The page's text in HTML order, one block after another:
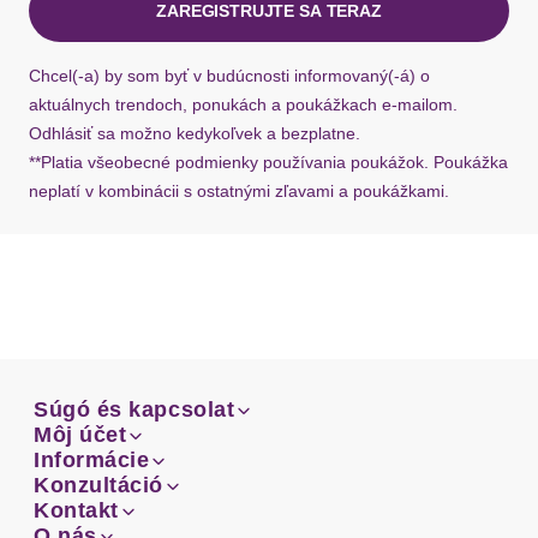
ZAREGISTRUJTE SA TERAZ
Chcel(-a) by som byť v budúcnosti informovaný(-á) o
aktuálnych trendoch, ponukách a poukážkach e-mailom.
Odhlásiť sa možno kedykoľvek a bezplatne.
**Platia všeobecné podmienky používania poukážok. Poukážka
neplatí v kombinácii s ostatnými zľavami a poukážkami.
Súgó és kapcsolat
Email
Facebook
Súgó és kapcsolat
Email
Facebook
Môj účet
Prehľad objednávok
Môj účet
Prehľad objednávok
Informácie
Doprava
Informácie
Doprava
Konzultáció
Sprievodca-veľkosťami
Konzultáció
Kontakt
Kontakt